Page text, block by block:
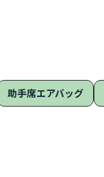
助手席エアバッグ